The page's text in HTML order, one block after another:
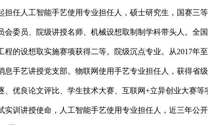
担任人工智能手艺使用专业担任人，硕士研究生，国赛
会委员、院级讲授名师、机械设想取制制学科带头人。
程的设想取实施赛项获得二等。院级沉点专业。从2017
息手艺讲授党支部。物联网使用手艺专业担任人，获得
、优良论文评比、学生技术大赛、互联网+立异创业大赛
实训讲授使命，人工智能手艺使用专业担任人，近三年公